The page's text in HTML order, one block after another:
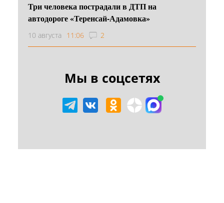
Три человека пострадали в ДТП на
автодороге «Теренсай-Адамовка»
10 августа 11:06 2
Мы в соцсетях